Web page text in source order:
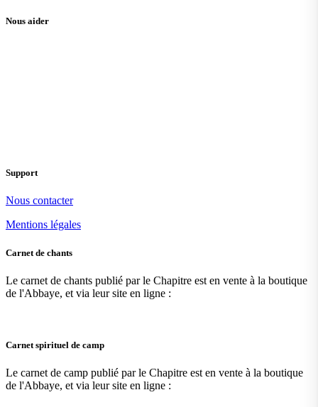
Nous aider
Support
Nous contacter
Mentions légales
Carnet de chants
Le carnet de chants publié par le Chapitre est en vente à la boutique
de l'Abbaye, et via leur site en ligne :
Carnet spirituel de camp
Le carnet de camp publié par le Chapitre est en vente à la boutique
de l'Abbaye, et via leur site en ligne :